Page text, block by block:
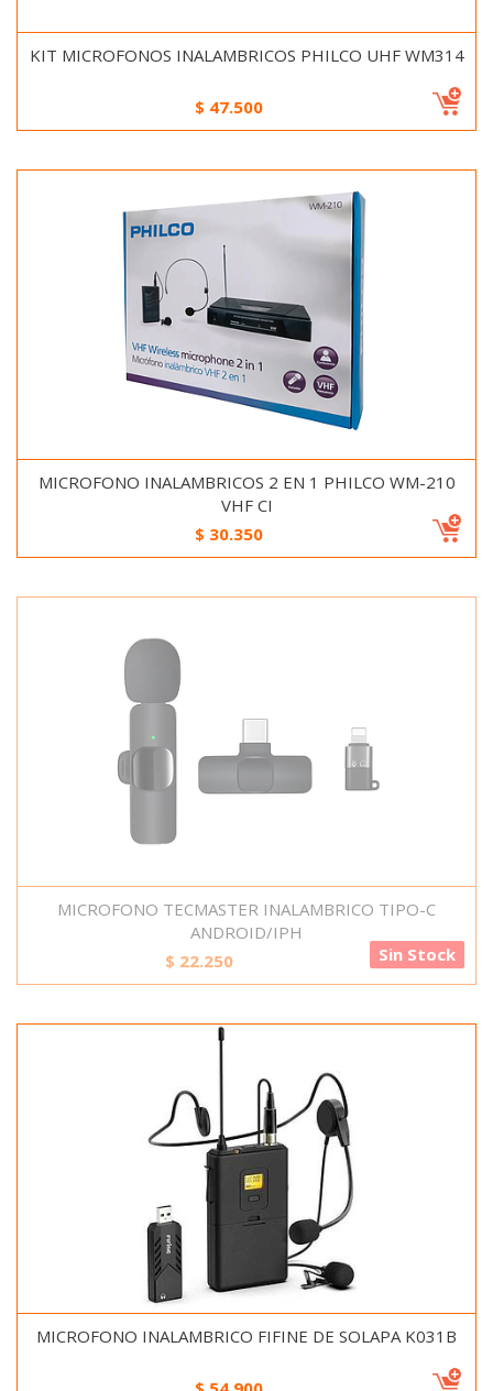
KIT MICROFONOS INALAMBRICOS PHILCO UHF WM314
$ 47.500
MICROFONO INALAMBRICOS 2 EN 1 PHILCO WM-210
VHF CI
$ 30.350
MICROFONO TECMASTER INALAMBRICO TIPO-C
ANDROID/IPH
$ 22.250 Sin Stock
MICROFONO INALAMBRICO FIFINE DE SOLAPA K031B